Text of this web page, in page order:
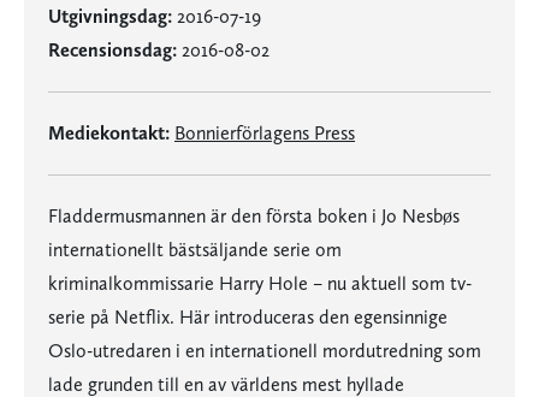
Utgivningsdag: 2016-07-19
Recensionsdag: 2016-08-02
Mediekontakt: Bonnierförlagens Press
Fladdermusmannen är den första boken i Jo Nesbøs
internationellt bästsäljande serie om
kriminalkommissarie Harry Hole – nu aktuell som tv-
serie på Netflix. Här introduceras den egensinnige
Oslo-utredaren i en internationell mordutredning som
lade grunden till en av världens mest hyllade